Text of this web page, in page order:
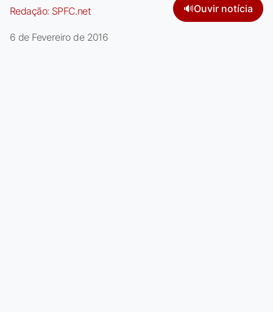
Redação: SPFC.net 🔊Ouvir notícia
6 de Fevereiro de 2016